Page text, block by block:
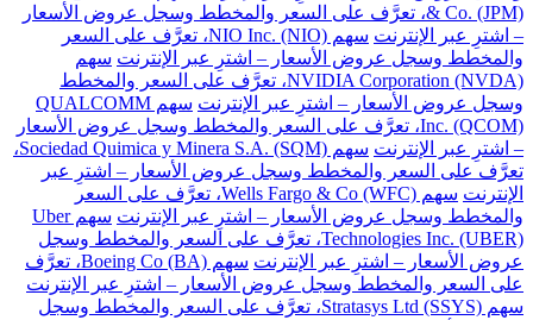
& Co. (JPM)، تعرَّف على السعر والمخطط وسجل عروض الأسعار
– اشترِ عبر الإنترنت
سهم NIO Inc. (NIO)، تعرَّف على السعر
والمخطط وسجل عروض الأسعار – اشترِ عبر الإنترنت سهم
NVIDIA Corporation (NVDA)، تعرَّف على السعر والمخطط
وسجل عروض الأسعار – اشترِ عبر الإنترنت
سهم QUALCOMM
Inc. (QCOM)، تعرَّف على السعر والمخطط وسجل عروض الأسعار
– اشترِ عبر الإنترنت
سهم Sociedad Quimica y Minera S.A. (SQM)،
تعرَّف على السعر والمخطط وسجل عروض الأسعار – اشترِ عبر
الإنترنت
سهم Wells Fargo & Co (WFC)، تعرَّف على السعر
والمخطط وسجل عروض الأسعار – اشترِ عبر الإنترنت
سهم Uber
Technologies Inc. (UBER)، تعرَّف على السعر والمخطط وسجل
عروض الأسعار – اشترِ عبر الإنترنت
سهم Boeing Co (BA)، تعرَّف
على السعر والمخطط وسجل عروض الأسعار – اشترِ عبر الإنترنت
سهم Stratasys Ltd (SSYS)، تعرَّف على السعر والمخطط وسجل